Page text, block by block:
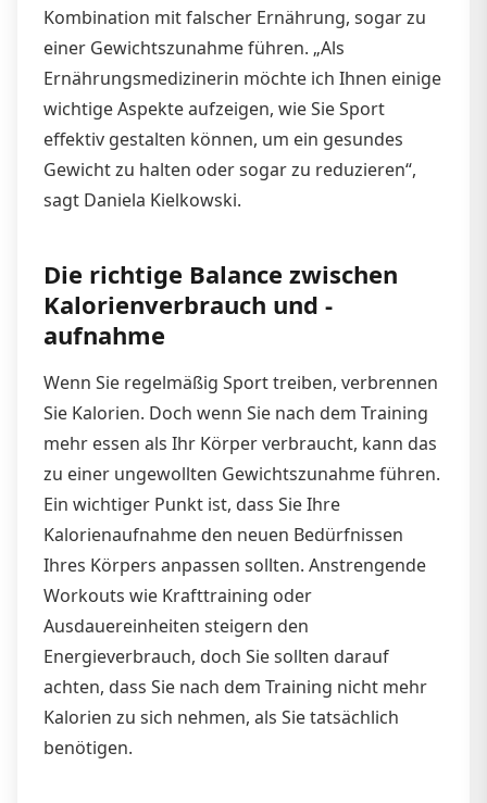
Kombination mit falscher Ernährung, sogar zu
einer Gewichtszunahme führen. „Als
Ernährungsmedizinerin möchte ich Ihnen einige
wichtige Aspekte aufzeigen, wie Sie Sport
effektiv gestalten können, um ein gesundes
Gewicht zu halten oder sogar zu reduzieren“,
sagt Daniela Kielkowski.
Die richtige Balance zwischen
Kalorienverbrauch und -
aufnahme
Wenn Sie regelmäßig Sport treiben, verbrennen
Sie Kalorien. Doch wenn Sie nach dem Training
mehr essen als Ihr Körper verbraucht, kann das
zu einer ungewollten Gewichtszunahme führen.
Ein wichtiger Punkt ist, dass Sie Ihre
Kalorienaufnahme den neuen Bedürfnissen
Ihres Körpers anpassen sollten. Anstrengende
Workouts wie Krafttraining oder
Ausdauereinheiten steigern den
Energieverbrauch, doch Sie sollten darauf
achten, dass Sie nach dem Training nicht mehr
Kalorien zu sich nehmen, als Sie tatsächlich
benötigen.